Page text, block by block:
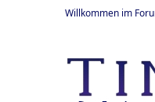
Willkommen im